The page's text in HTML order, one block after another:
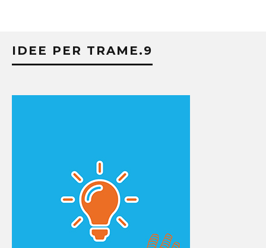
IDEE PER TRAME.9